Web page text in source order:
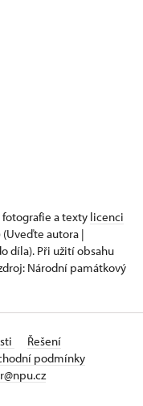
a texty licenci
(Uveďte autora |
díla). Při užití obsahu
Národní památkový
Řešení
podmínky